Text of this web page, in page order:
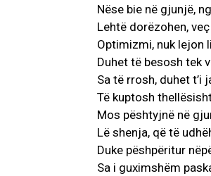
Nëse bie në gjunjë,
Lehtë dorëzohen,
Optimizmi, nuk lejon
Duhet të besosh tek
Sa të rrosh, duhet t’i
Të kuptosh
Mos pështyjnë në
Lë shenja, që të
Duke pëshpëritur
Sa i guximshëm